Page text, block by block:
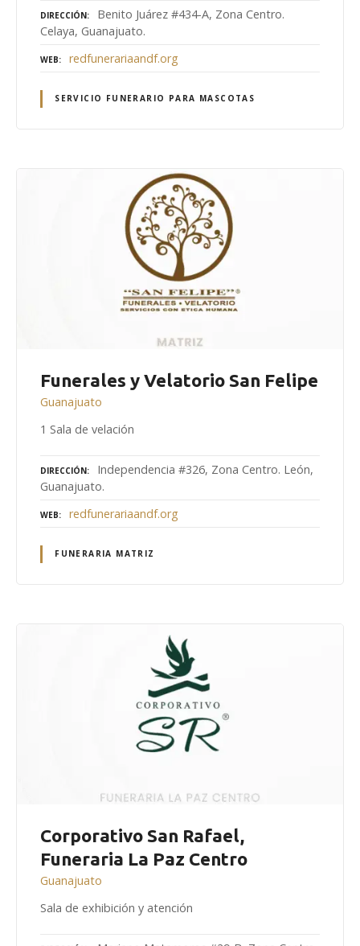
DIRECCIÓN
Benito Juárez #434-A, Zona Centro.
Celaya, Guanajuato.
WEB redfunerariaandf.org
SERVICIO FUNERARIO PARA MASCOTAS
Funerales y Velatorio San Felipe
Guanajuato
1 Sala de velación
DIRECCIÓN
Independencia #326, Zona Centro. León,
Guanajuato.
WEB redfunerariaandf.org
FUNERARIA MATRIZ
Corporativo San Rafael,
Funeraria La Paz Centro
Guanajuato
Sala de exhibición y atención